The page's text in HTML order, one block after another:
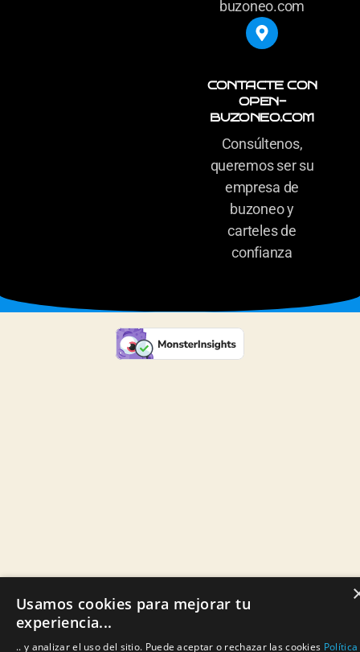
buzoneo.com
CONTACTE CON
OPEN-
BUZONEO.COM
Consúltenos,
queremos ser su
empresa de
buzoneo y
carteles de
confianza
Usamos cookies para mejorar tu
experiencia...
.. y analizar el uso del sitio. Puede aceptar o rechazar las cookies Política